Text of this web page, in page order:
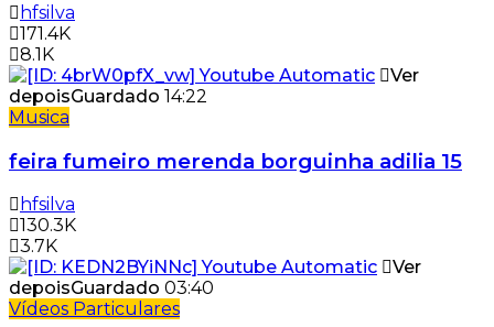
hfsilva
171.4K
8.1K
Ver
depoisGuardado 14:22
Musica
feira fumeiro merenda borguinha adilia 15
hfsilva
130.3K
3.7K
Ver
depoisGuardado 03:40
Vídeos Particulares